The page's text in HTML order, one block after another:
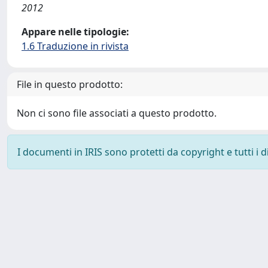
2012
Appare nelle tipologie:
1.6 Traduzione in rivista
File in questo prodotto:
Non ci sono file associati a questo prodotto.
I documenti in IRIS sono protetti da copyright e tutti i